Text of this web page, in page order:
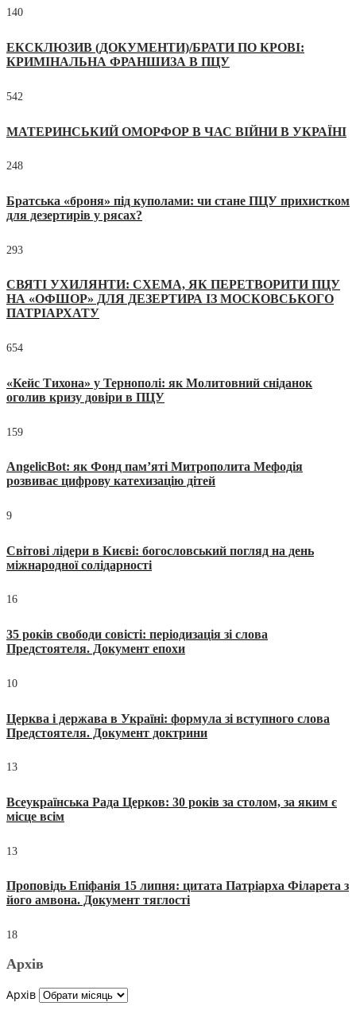
140
ЕКСКЛЮЗИВ (ДОКУМЕНТИ)/БРАТИ ПО КРОВІ:
КРИМІНАЛЬНА ФРАНШИЗА В ПЦУ
542
МАТЕРИНСЬКИЙ ОМОРФОР В ЧАС ВІЙНИ В УКРАЇНІ
248
Братська «броня» під куполами: чи стане ПЦУ прихистком
для дезертирів у рясах?
293
СВЯТІ УХИЛЯНТИ: СХЕМА, ЯК ПЕРЕТВОРИТИ ПЦУ
НА «ОФШОР» ДЛЯ ДЕЗЕРТИРА ІЗ МОСКОВСЬКОГО
ПАТРІАРХАТУ
654
«Кейс Тихона» у Тернополі: як Молитовний сніданок
оголив кризу довіри в ПЦУ
159
AngelicBot: як Фонд пам’яті Митрополита Мефодія
розвиває цифрову катехизацію дітей
9
Світові лідери в Києві: богословський погляд на день
міжнародної солідарності
16
35 років свободи совісті: періодизація зі слова
Предстоятеля. Документ епохи
10
Церква і держава в Україні: формула зі вступного слова
Предстоятеля. Документ доктрини
13
Всеукраїнська Рада Церков: 30 років за столом, за яким є
місце всім
13
Проповідь Епіфанія 15 липня: цитата Патріарха Філарета з
його амвона. Документ тяглості
18
Архів
Архів